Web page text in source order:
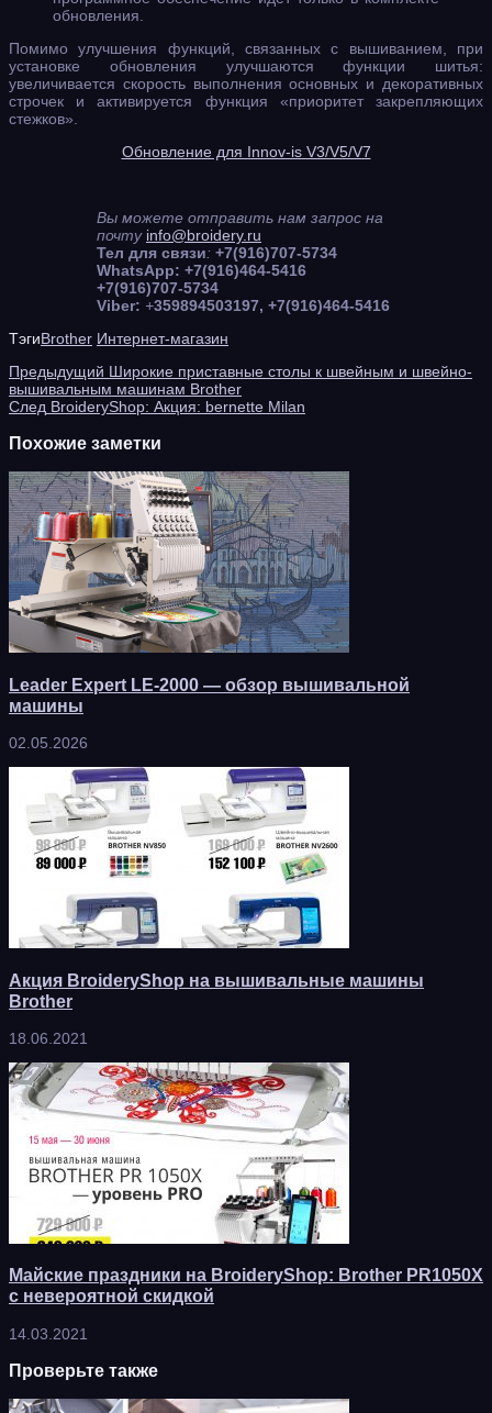
обновления.
Помимо улучшения функций, связанных с вышиванием, при
установке обновления улучшаются функции шитья:
увеличивается скорость выполнения основных и декоративных
строчек и активируется функция «приоритет закрепляющих
стежков».
Обновление для Innov-is V3/V5/V7
Вы можете отправить нам запрос на
почту info@broidery.ru
Тел для связи: +7(916)707-5734
WhatsApp: +7(916)464-5416
+7(916)707-5734
Viber: +359894503197, +7(916)464-5416
ТэгиBrother Интернет-магазин
Предыдущий Широкие приставные столы к швейным и швейно-
вышивальным машинам Brother
След BroideryShop: Акция: bernette Milan
Похожие заметки
Leader Expert LE-2000 — обзор вышивальной
машины
02.05.2026
Акция BroideryShop на вышивальные машины
Brother
18.06.2021
Майские праздники на BroideryShop: Brother PR1050X
с невероятной скидкой
14.03.2021
Проверьте также